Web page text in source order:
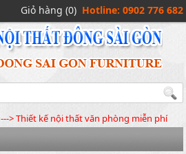
Giỏ hàng (0) Hotline: 0902 776 682
---> Thiết kế nội thất văn phòng miễn phí